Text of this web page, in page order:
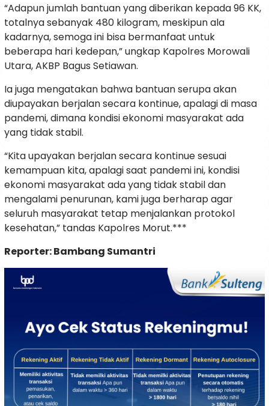
“Adapun jumlah bantuan yang diberikan kepada 96 KK,
totalnya sebanyak 480 kilogram, meskipun ala
kadarnya, semoga ini bisa bermanfaat untuk
beberapa hari kedepan,” ungkap Kapolres Morowali
Utara, AKBP Bagus Setiawan.
Ia juga mengatakan bahwa bantuan serupa akan
diupayakan berjalan secara kontinue, apalagi di masa
pandemi, dimana kondisi ekonomi masyarakat ada
yang tidak stabil.
“Kita upayakan berjalan secara kontinue sesuai
kemampuan kita, apalagi saat pandemi ini, kondisi
ekonomi masyarakat ada yang tidak stabil dan
mengalami penurunan, kami juga berharap agar
seluruh masyarakat tetap menjalankan protokol
kesehatan,” tandas Kapolres Morut.***
Reporter: Bambang Sumantri